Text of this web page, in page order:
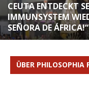
CEUTA ENTDECKT
IMMUNSYSTEM
SEÑORA DE ÁFRICA!“
ÜBER PHILOSOPHIA